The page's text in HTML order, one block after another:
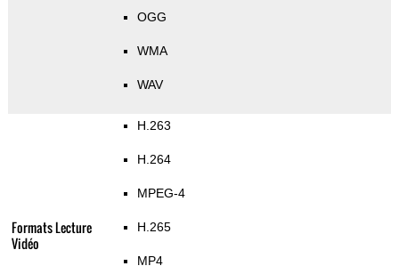
OGG
WMA
WAV
Formats Lecture
Vidéo
H.263
H.264
MPEG-4
H.265
MP4